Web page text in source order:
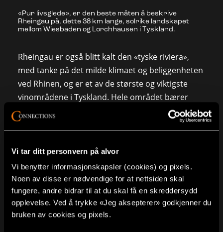
Vi tar ditt personvern på alvor
Vi benytter informasjonskapsler (cookies) og pixels.
Noen av disse er nødvendige for at nettsiden skal
fungere, andre bidrar til at du skal få en skreddersydd
opplevelse. Ved å trykke «Jeg aksepterer» godkjenner du
bruken av cookies og pixels.
«Pur livsglede», er den beste måten å beskrive
Rheingau på, dette 38 km lange, solrike landskapet
mellom Wiesbaden og Lorchhausen i Tyskland.
Rheingau er også blitt kalt den «tyske riviera»,
med tanke på det milde klimaet og beliggenheten
ved Rhinen, og er et av de største og viktigste
vinområdene i Tyskland. Hele området bærer
preg av vinproduksjonen og med de mange
vinfestivalene, slottene, borgene og klostrene
Menneskene som bor her kalles Rheingauer; de
lever for og av vinen, som har formet livet her
gjennom århundrer. Ved siden av den fantastike
vinen tilbyr vinbøndene tradisjonell mat fra sin
egen familietradisjon. Nesten hver eneste gård
tilbyr en fantastisk utsikt samt en restaurant som